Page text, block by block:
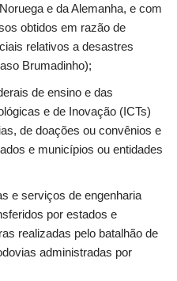
e da Alemanha, e com
obtidos em razão de
relativos a desastres
Brumadinho);
de ensino e das
e de Inovação (ICTs)
de doações ou convênios e
e municípios ou entidades
e serviços de engenharia
por estados e
realizadas pelo batalhão de
administradas por